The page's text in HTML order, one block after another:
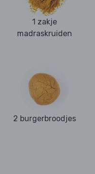
1 zakje
madraskruiden
2 burgerbroodjes